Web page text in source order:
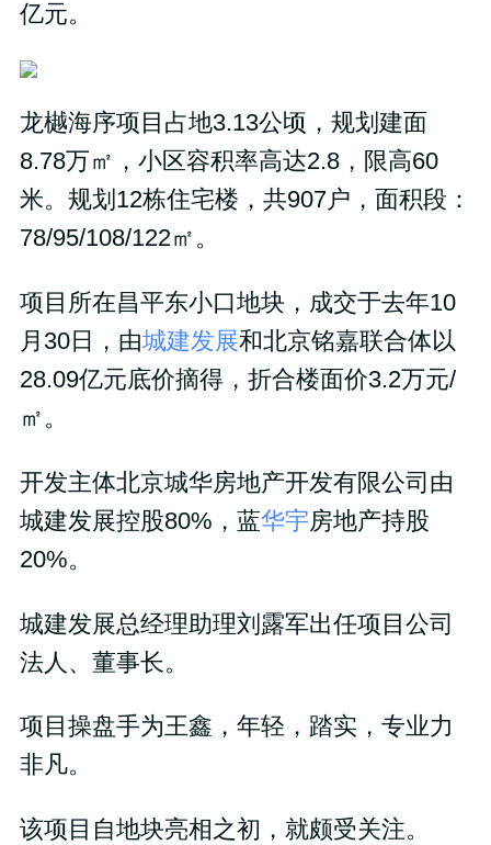
亿元。
龙樾海序项目占地3.13公顷，规划建面
8.78万㎡，小区容积率高达2.8，限高60
米。规划12栋住宅楼，共907户，面积段：
78/95/108/122㎡。
项目所在昌平东小口地块，成交于去年10
月30日，由城建发展和北京铭嘉联合体以
28.09亿元底价摘得，折合楼面价3.2万元/
㎡。
开发主体北京城华房地产开发有限公司由
城建发展控股80%，蓝华宇房地产持股
20%。
城建发展总经理助理刘露军出任项目公司
法人、董事长。
项目操盘手为王鑫，年轻，踏实，专业力
非凡。
该项目自地块亮相之初，就颇受关注。